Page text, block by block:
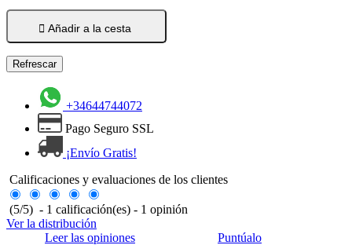
 Añadir a la cesta
+34644744072
Pago Seguro SSL
¡Envío Gratis!
Calificaciones y evaluaciones de los clientes
(5/5) - 1 calificación(es) - 1 opinión
Ver la distribución
Leer las opiniones
Puntúalo